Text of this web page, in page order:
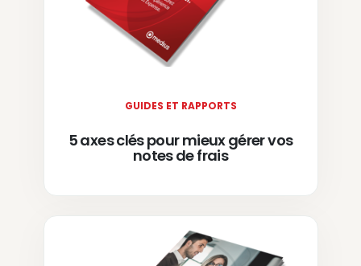
GUIDES ET RAPPORTS
5 axes clés pour mieux gérer vos
notes de frais